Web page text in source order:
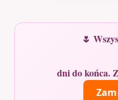
🌷
dni do końca.